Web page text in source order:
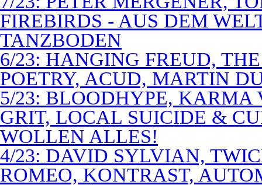
FIREBIRDS - AUS DEM
TANZBODEN
6/23: HANGING FREUD,
POETRY, ACUD, MARTIN
5/23: BLOODHYPE, KARMA
GRIT, LOCAL SUICIDE &
WOLLEN ALLES!
4/23: DAVID SYLVIAN,
ROMEO, KONTRAST,